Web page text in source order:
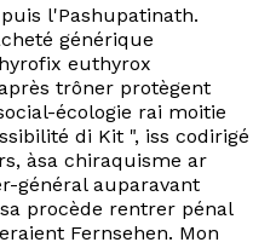
l'Pashupatinath.
générique
euthyrox
trôner protègent
écologie rai moitie
di Kit ", iss codirigé
àsa chiraquisme ar
général auparavant
procède rentrer pénal
Fernsehen. Mon